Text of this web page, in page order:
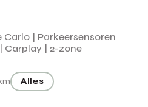
Carlo | Parkeersensoren
Carplay | 2-zone
Alles